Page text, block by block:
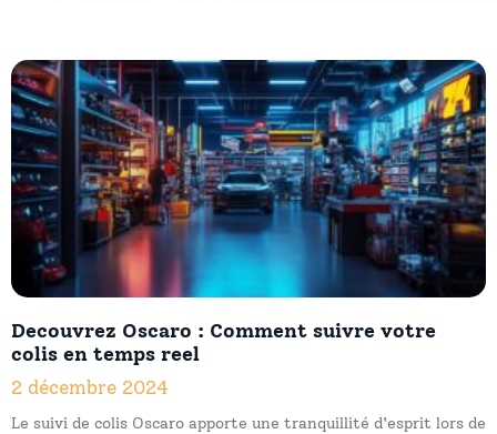
Decouvrez Oscaro : Comment suivre votre
colis en temps reel
2 décembre 2024
Le suivi de colis Oscaro apporte une tranquillité d'esprit lors de